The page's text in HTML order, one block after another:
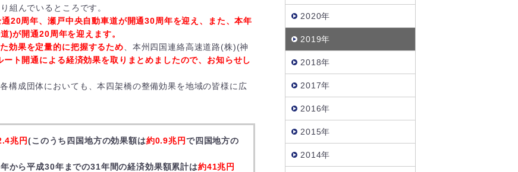
組んでいるところです。
20周年、瀬戸中央自動車道が開通30周年を迎え、また、本年
)が開通20周年を迎えます。
効果を定量的に把握するため 、本州四国連絡高速道路(株)(神
ート開通による経済効果を取りまとめましたので、お知らせし
構成団体においても、本四架橋の整備効果を地域の皆様に広
兆円(このうち四国地方の効果額は約0.9兆円で四国地方の
から平成30年までの31年間の経済効果額累計は約41兆円
2020年
2019年
2018年
2017年
2016年
2015年
2014年